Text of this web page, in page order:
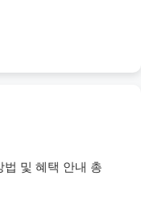
및 혜택 안내 총